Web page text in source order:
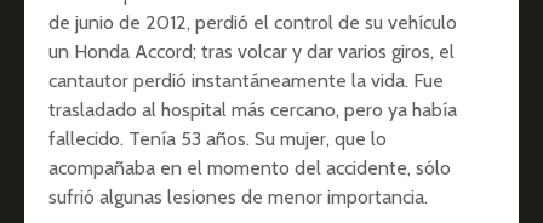
de junio de 2012, perdió el control de su vehículo
un Honda Accord; tras volcar y dar varios giros, el
cantautor perdió instantáneamente la vida. Fue
trasladado al hospital más cercano, pero ya había
fallecido. Tenía 53 años. Su mujer, que lo
acompañaba en el momento del accidente, sólo
sufrió algunas lesiones de menor importancia.